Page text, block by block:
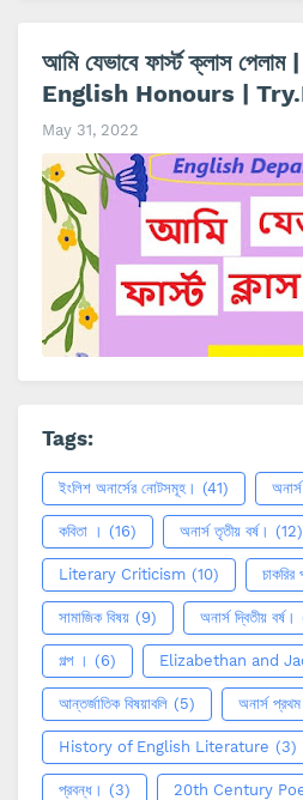
আমি যেভাবে ফার্স্ট ক্লাস
English Honours |
May 31, 2022
Tags:
ইংলিশ অনার্সের নোটসমূহ। (41)
কবিতা । (16) অনার্স তৃতীয় বর্ষ। (12)
Literary Criticism (10)
সামাজিক বিষয় (9) অনার্স দ্বিতীয় বর্ষ।
গল্প । (6) Elizabethan and
আন্তর্জাতিক বিষয়াবলি (5) অনার্স প্রথম
History of English Literature (3)
প্রবন্ধ। (3) 20th Century